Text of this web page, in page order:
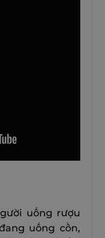
uống rượu
uống cồn,